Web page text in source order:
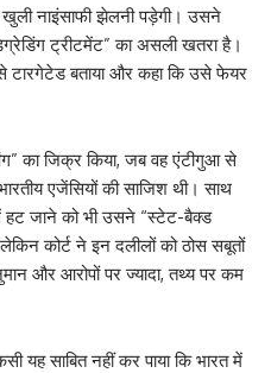
नाइंसाफी झेलनी पड़ेगी। उसने
ट्रीटमेंट” का असली खतरा है।
टारगेटेड बताया और कहा कि उसे फेयर
का जिक्र किया, जब वह एंटीगुआ से
एजेंसियों की साजिश थी। साथ
हट जाने को भी उसने “स्टेट-बैक्ड
कोर्ट ने इन दलीलों को ठोस सबूतों
और आरोपों पर ज्यादा, तथ्य पर कम
साबित नहीं कर पाया कि भारत में